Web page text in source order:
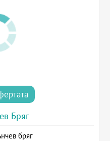
Бряг
бряг